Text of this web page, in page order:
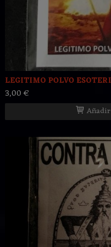
LEGITIMO POLVO
3,00 €